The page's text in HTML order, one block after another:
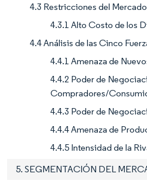
4.3 Restricciones del Mercado
4.3.1 Alto Costo de los
4.4 Análisis de las Cinco
4.4.1 Amenaza de
4.4.2 Poder de
Compradores/
4.4.3 Poder de
4.4.4 Amenaza de
4.4.5 Intensidad de la
5. SEGMENTACIÓN DEL